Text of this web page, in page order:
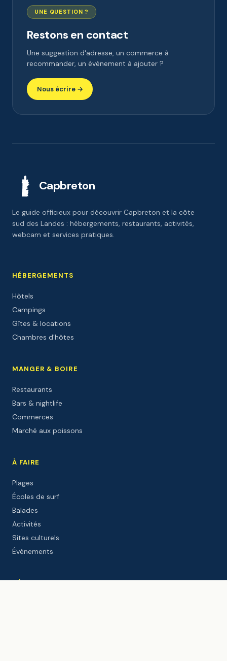
UNE QUESTION ?
Restons en contact
Une suggestion d'adresse, un commerce à
recommander, un évènement à ajouter ?
Nous écrire →
Capbreton
Le guide officieux pour découvrir Capbreton et la côte
sud des Landes : hébergements, restaurants, activités,
webcam et services pratiques.
HÉBERGEMENTS
Hôtels
Campings
Gîtes & locations
Chambres d'hôtes
MANGER & BOIRE
Restaurants
Bars & nightlife
Commerces
Marché aux poissons
À FAIRE
Plages
Écoles de surf
Balades
Activités
Sites culturels
Événements
DÉCOUVRIR